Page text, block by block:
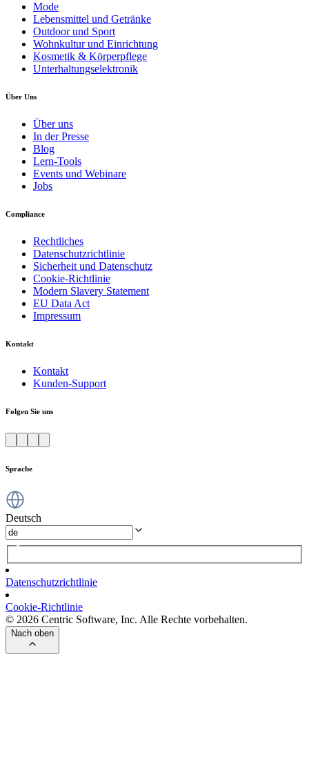
Mode
Lebensmittel und Getränke
Outdoor und Sport
Wohnkultur und Einrichtung
Kosmetik & Körperpflege
Unterhaltungselektronik
Über Uns
Über uns
In der Presse
Blog
Lern-Tools
Events und Webinare
Jobs
Compliance
Rechtliches
Datenschutzrichtlinie
Sicherheit und Datenschutz
Cookie-Richtlinie
Modern Slavery Statement
EU Data Act
Impressum
Kontakt
Kontakt
Kunden-Support
Folgen Sie uns
Sprache
Deutsch
Datenschutzrichtlinie
Cookie-Richtlinie
© 2026 Centric Software, Inc. Alle Rechte vorbehalten.
Nach oben